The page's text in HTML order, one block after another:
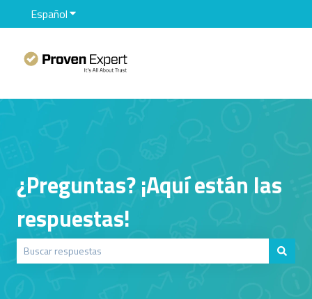
EspañolTraducciones de Mostrar submenú de
¿Preguntas? ¡Aquí están las
respuestas!